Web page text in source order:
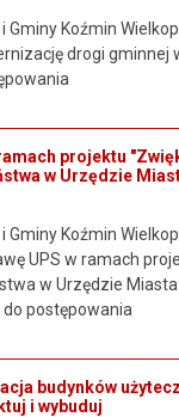
Gminy Koźmin
drogi gminnej
projektu
w Urzędzie
Gminy Koźmin
UPS w ramach
w Urzędzie Miasta
do postępowania
budynków
i wybuduj